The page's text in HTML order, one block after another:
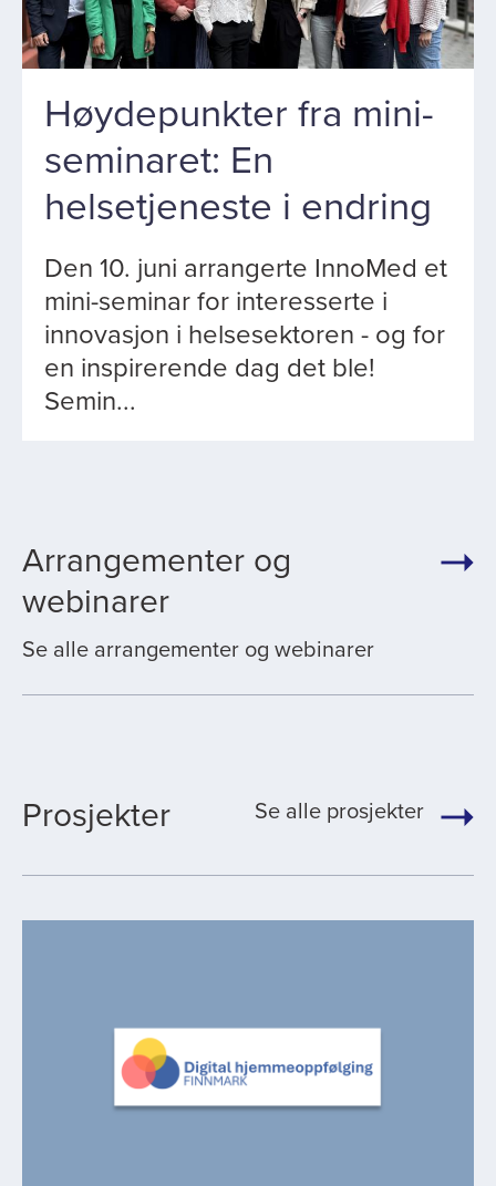
Høydepunkter fra mini-
seminaret: En
helsetjeneste i endring
Den 10. juni arrangerte InnoMed et
mini-seminar for interesserte i
innovasjon i helsesektoren - og for
en inspirerende dag det ble!
Semin...
Arrangementer og
webinarer
Se alle arrangementer og webinarer
Prosjekter Se alle prosjekter